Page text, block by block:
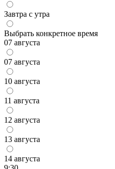
Завтра с утра
Выбрать конкретное время
07 августа
07 августа
10 августа
11 августа
12 августа
13 августа
14 августа